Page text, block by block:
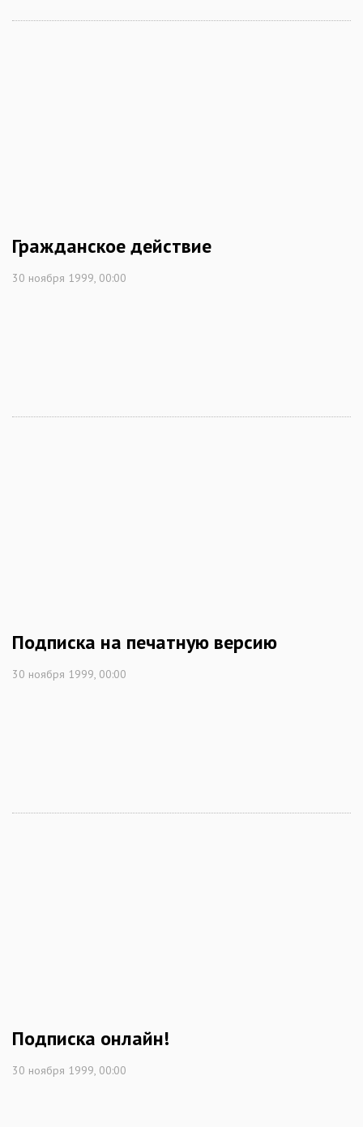
Гражданское действие
30 ноября 1999, 00:00
Подписка на печатную версию
30 ноября 1999, 00:00
Подписка онлайн!
30 ноября 1999, 00:00